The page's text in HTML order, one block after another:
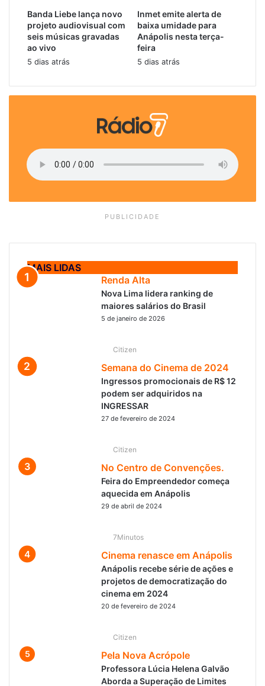
ç
o
d
m
Banda Liebe lança novo
projeto audiovisual com
seis músicas gravadas
ao vivo
5 dias atrás
Inmet emite alerta de
baixa umidade para
Anápolis nesta terça-
feira
5 dias atrás
PUBLICIDADE
MAIS LIDAS
Renda Alta
Nova Lima lidera ranking de
maiores salários do Brasil
5 de janeiro de 2026
Citizen
Semana do Cinema de 2024
Ingressos promocionais de R$ 12
podem ser adquiridos na
INGRESSAR
27 de fevereiro de 2024
Citizen
No Centro de Convenções.
Feira do Empreendedor começa
aquecida em Anápolis
29 de abril de 2024
7Minutos
Cinema renasce em Anápolis
Anápolis recebe série de ações e
projetos de democratização do
cinema em 2024
20 de fevereiro de 2024
Citizen
Pela Nova Acrópole
Professora Lúcia Helena Galvão
Aborda a Superação de Limites